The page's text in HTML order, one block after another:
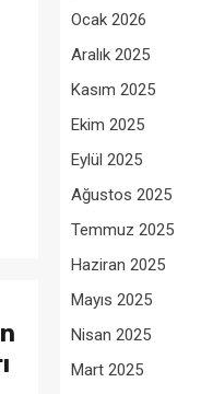
Ocak 2026
Aralık 2025
Kasım 2025
Ekim 2025
Eylül 2025
Ağustos 2025
Temmuz 2025
Haziran 2025
Mayıs 2025
Nisan 2025
Mart 2025